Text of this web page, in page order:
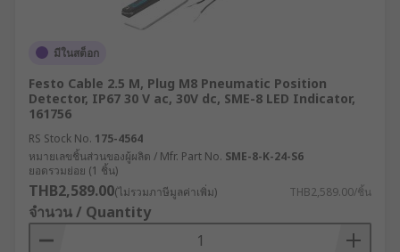
มีในสต็อก
Festo Cable 2.5 M, Plug M8 Pneumatic Position
Detector, IP67 30 V ac, 30V dc, SME-8 LED Indicator,
161756
RS Stock No. 175-4564
หมายเลขชิ้นส่วนของผู้ผลิต / Mfr. Part No. SME-8-K-24-S6
ยอดรวมย่อย (1 ชิ้น)
THB2,589.00(ไม่รวมภาษีมูลค่าเพิ่ม) THB2,589.00/ชิ้น
จำนวน / Quantity